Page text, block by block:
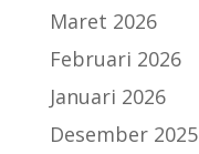
Maret 2026
Februari 2026
Januari 2026
Desember 2025